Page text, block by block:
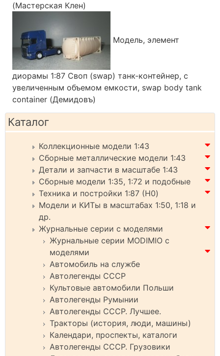
(Мастерская Клен)
Модель, элемент
диорамы 1:87 Своп (swap) танк-контейнер, с
увеличенным объемом емкости, swap body tank
container (Демидовъ)
Каталог
Коллекционные модели 1:43
Сборные металлические модели 1:43
Детали и запчасти в масштабе 1:43
Сборные модели 1:35, 1:72 и подобные
Техника и постройки 1:87 (H0)
Модели и КИТы в масштабах 1:50, 1:18 и
др.
Журнальные серии с моделями
Журнальные серии MODIMIO с
моделями
Автомобиль на службе
Автолегенды СССР
Культовые автомобили Польши
Автолегенды Румынии
Автолегенды СССР. Лучшее.
Тракторы (история, люди, машины)
Календари, проспекты, каталоги
Автолегенды СССР. Грузовики